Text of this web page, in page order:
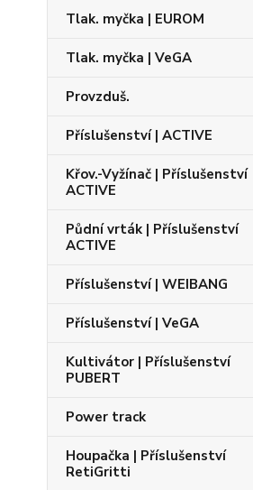
Tlak. myčka | EUROM
Tlak. myčka | VeGA
Provzduš.
Příslušenství | ACTIVE
Křov.-Vyžínač | Příslušenství
ACTIVE
Půdní vrták | Příslušenství
ACTIVE
Příslušenství | WEIBANG
Příslušenství | VeGA
Kultivátor | Příslušenství
PUBERT
Power track
Houpačka | Příslušenství
RetiGritti